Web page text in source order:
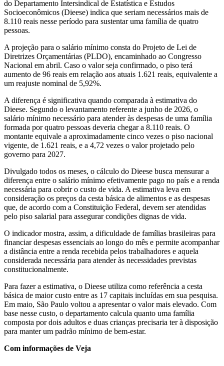
do Departamento Intersindical de Estatística e Estudos
Socioeconômicos (Dieese) indica que seriam necessários mais de
8.110 reais nesse período para sustentar uma família de quatro
pessoas.
A projeção para o salário mínimo consta do Projeto de Lei de
Diretrizes Orçamentárias (PLDO), encaminhado ao Congresso
Nacional em abril. Caso o valor seja confirmado, o piso terá
aumento de 96 reais em relação aos atuais 1.621 reais, equivalente a
um reajuste nominal de 5,92%.
A diferença é significativa quando comparada à estimativa do
Dieese. Segundo o levantamento referente a junho de 2026, o
salário mínimo necessário para atender às despesas de uma família
formada por quatro pessoas deveria chegar a 8.110 reais. O
montante equivale a aproximadamente cinco vezes o piso nacional
vigente, de 1.621 reais, e a 4,72 vezes o valor projetado pelo
governo para 2027.
Divulgado todos os meses, o cálculo do Dieese busca mensurar a
diferença entre o salário mínimo efetivamente pago no país e a renda
necessária para cobrir o custo de vida. A estimativa leva em
consideração os preços da cesta básica de alimentos e as despesas
que, de acordo com a Constituição Federal, devem ser atendidas
pelo piso salarial para assegurar condições dignas de vida.
O indicador mostra, assim, a dificuldade de famílias brasileiras para
financiar despesas essenciais ao longo do mês e permite acompanhar
a distância entre a renda recebida pelos trabalhadores e aquela
considerada necessária para atender às necessidades previstas
constitucionalmente.
Para fazer a estimativa, o Dieese utiliza como referência a cesta
básica de maior custo entre as 17 capitais incluídas em sua pesquisa.
Em maio, São Paulo voltou a apresentar o valor mais elevado. Com
base nesse custo, o departamento calcula quanto uma família
composta por dois adultos e duas crianças precisaria ter à disposição
para manter um padrão mínimo de bem-estar.
Com informações de Veja